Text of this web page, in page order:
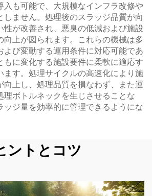
入も可能で、大規模なインフラ改修や
しません。処理後のスラッジ品質が向
性が改善され、悪臭の低減および施設
向上が図られます。これらの機械は多
よび変動する運用条件に対応可能であ
もに変化する施設要件に柔軟に適応す
ます。処理サイクルの高速化により施
向上し、処理品質を損なわず、また運
理ボトルネックを生じさせることな
ッジ量を効率的に管理できるようにな
ントとコツ